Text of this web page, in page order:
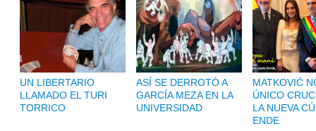
UN LIBERTARIO
LLAMADO EL TURI
TORRICO
ASÍ SE DERROTÓ A
GARCÍA MEZA EN LA
UNIVERSIDAD
MATKOVIĆ
ÚNICO
LA NUEVA
ENDE